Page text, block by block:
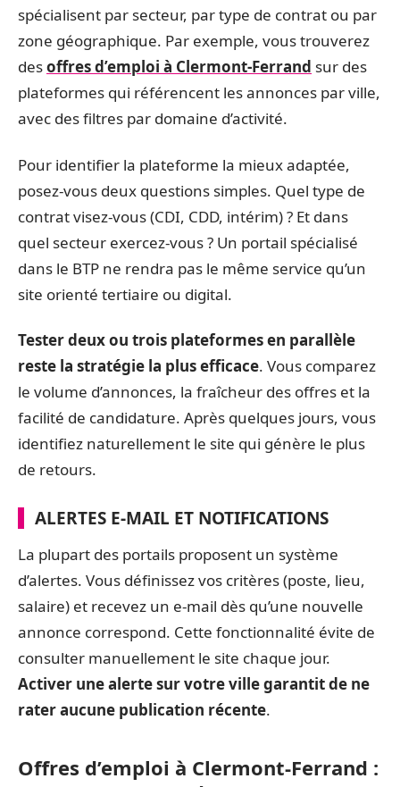
spécialisent par secteur, par type de contrat ou par
zone géographique. Par exemple, vous trouverez
desoffres d’emploi à Clermont-Ferrand sur des
plateformes qui référencent les annonces par ville,
avec des filtres par domaine d’activité.
Pour identifier la plateforme la mieux adaptée,
posez-vous deux questions simples. Quel type de
contrat visez-vous (CDI, CDD, intérim) ? Et dans
quel secteur exercez-vous ? Un portail spécialisé
dans le BTP ne rendra pas le même service qu’un
site orienté tertiaire ou digital.
Tester deux ou trois plateformes en parallèle
reste la stratégie la plus efficace. Vous comparez
le volume d’annonces, la fraîcheur des offres et la
facilité de candidature. Après quelques jours, vous
identifiez naturellement le site qui génère le plus
de retours.
ALERTES E-MAIL ET NOTIFICATIONS
La plupart des portails proposent un système
d’alertes. Vous définissez vos critères (poste, lieu,
salaire) et recevez un e-mail dès qu’une nouvelle
annonce correspond. Cette fonctionnalité évite de
consulter manuellement le site chaque jour.
Activer une alerte sur votre ville garantit de ne
rater aucune publication récente.
Offres d’emploi à Clermont-Ferrand :